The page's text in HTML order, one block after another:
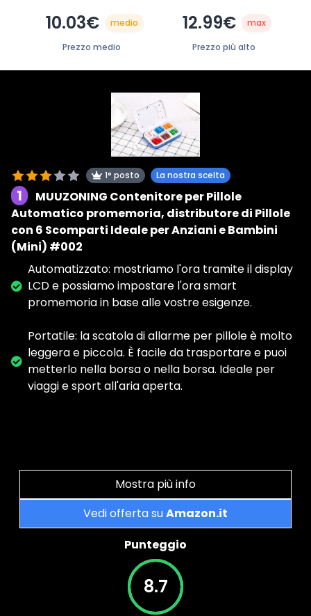
10.03€ medio
Prezzo medio
12.99€ max
Prezzo più alto
1° posto La nostra scelta
1
MUUZONING Contenitore per Pillole
Automatico promemoria, distributore di Pillole
con 6 Scomparti Ideale per Anziani e Bambini
(Mini) #002
Automatizzato: mostriamo l'ora tramite il display
LCD e possiamo impostare l'ora smart
promemoria in base alle vostre esigenze.
Portatile: la scatola di allarme per pillole è molto
leggera e piccola. È facile da trasportare e puoi
metterlo nella borsa o nella borsa. Ideale per
viaggi e sport all'aria aperta.
Mostra più info
Vedi offerta suAmazon.it
Punteggio
8.7